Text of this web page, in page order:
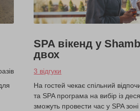
SPA вікенд у
двох
3 відгуки
На гостей чекає спільний
та SPA програма на вибір із
зможуть провести час у SPA